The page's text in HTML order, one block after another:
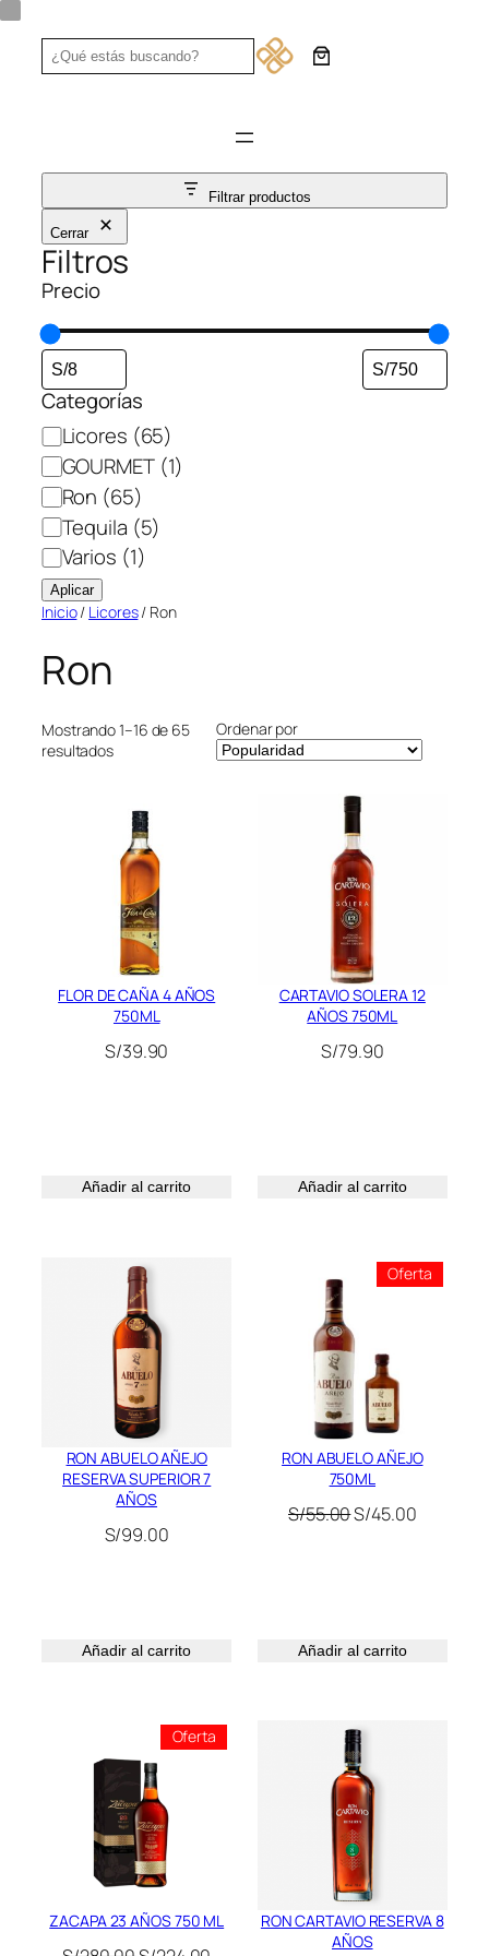
Saltar
contenido
Search
Filtrar productos
Cerrar
Filtros
Precio
Categorías
Categoría
Licores (65)
GOURMET (1)
Ron (65)
Tequila (5)
Varios (1)
Aplicar
Inicio/ Licores/ Ron
Ron
Mostrando 1–16 de 65
resultadosOrdenado
Ordenar por
FLOR DE CAÑA 4 AÑOS
750ML
S/39.90
Añadir al carrito
CARTAVIO SOLERA 12
AÑOS 750ML
S/79.90
Añadir al carrito
RON ABUELO AÑEJO
RESERVA SUPERIOR 7
AÑOS
S/99.00
Añadir al carrito
Oferta
En
RON ABUELO AÑEJO
750ML
S/55.00El
S/45.00El
Añadir al carrito
OfertaProducto
En
ZACAPA 23 AÑOS 750 ML
RON CARTAVIO RESERVA 8
AÑOS